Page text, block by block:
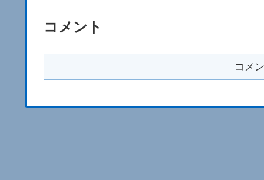
コメント
コメ